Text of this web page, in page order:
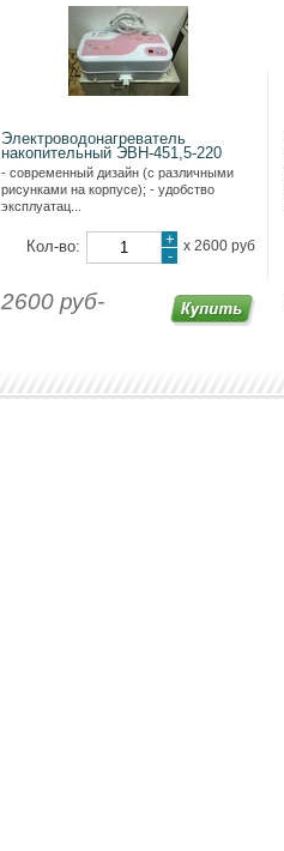
Электроводонагреватель
накопительный ЭВН-451,5-220
- современный дизайн (с различными
рисунками на корпусе); - удобство
эксплуатац...
Кол-во: х 2600 руб
+
-
2600 руб-